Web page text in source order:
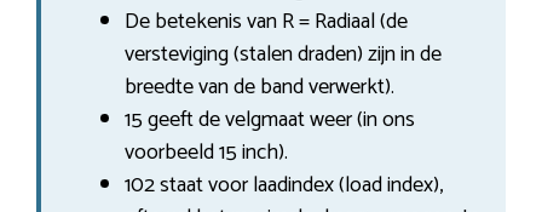
De betekenis van R = Radiaal (de
versteviging (stalen draden) zijn in de
breedte van de band verwerkt).
15 geeft de velgmaat weer (in ons
voorbeeld 15 inch).
102 staat voor laadindex (load index),